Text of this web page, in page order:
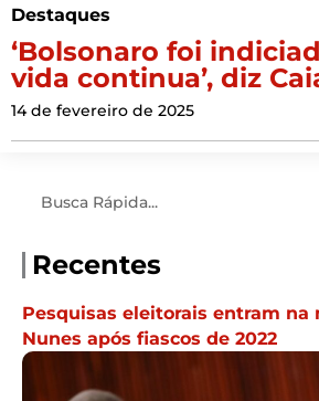
Destaques
‘Bolsonaro foi
vida continua’, diz
14 de fevereiro de 2025
Recentes
Pesquisas eleitorais entram na
Nunes após fiascos de 2022